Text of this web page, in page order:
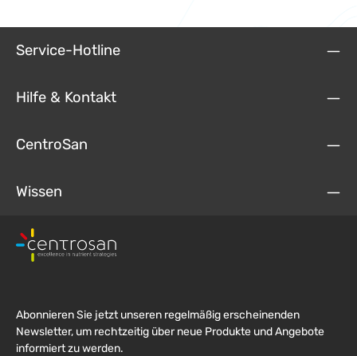
Service-Hotline
Hilfe & Kontakt
CentroSan
Wissen
Abonnieren Sie jetzt unseren regelmäßig erscheinenden
Newsletter, um rechtzeitig über neue Produkte und Angebote
informiert zu werden.